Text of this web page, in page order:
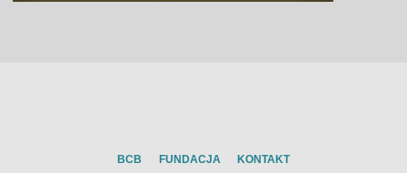
BCB FUNDACJA KONTAKT